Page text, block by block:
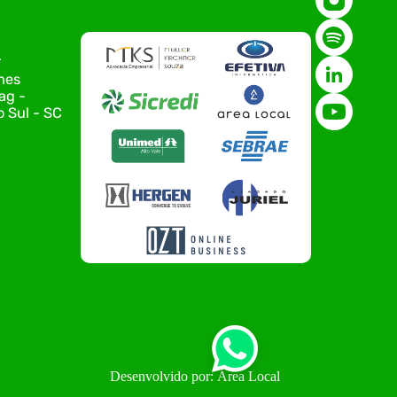
Conexão Tech NIAVI, reunindo empresas de
tecnologia da região para uma noite de
conteúdo estratégico e
de novas iniciativas para o setor.
encontro aconteceu em Rio…
-
Sul - SC
Desenvolvido por: Área Local